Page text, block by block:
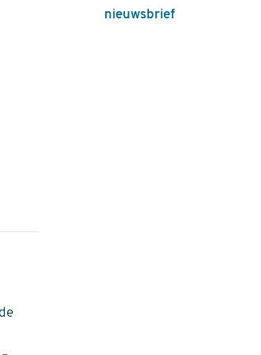
nieuwsbrief